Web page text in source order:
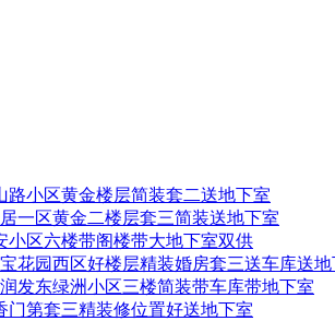
路小区黄金楼层简装套二送地下室
一区黄金二楼层套三简装送地下室
小区六楼带阁楼带大地下室双供
花园西区好楼层精装婚房套三送车库送地
发东绿洲小区三楼简装带车库带地下室
门第套三精装修位置好送地下室